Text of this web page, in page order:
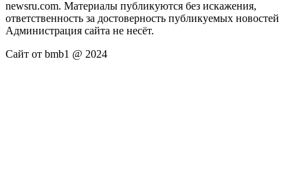
newsru.com. Материалы публикуются без искажения,
ответственность за достоверность публикуемых новостей
Администрация сайта не несёт.
Сайт от bmb1 @ 2024